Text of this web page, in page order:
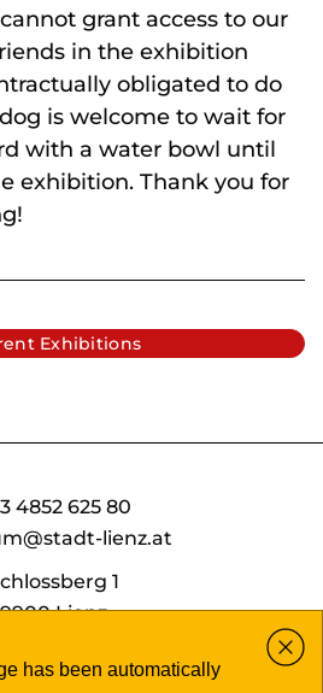
grant access to our
in the exhibition
obligated to do
is welcome to wait for
with a water bowl until
exhibition. Thank you for
Exhibitions
4852 625 80
lienz.at
1
9900 Lienz
has been automatically